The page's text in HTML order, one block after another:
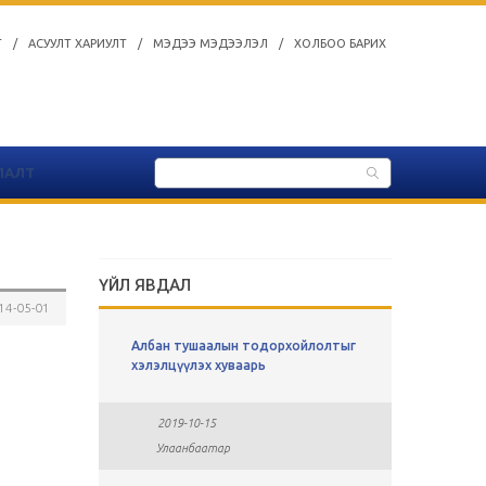
/ АСУУЛТ ХАРИУЛТ / МЭДЭЭ МЭДЭЭЛЭЛ / ХОЛБОО БАРИХ
05-01
ҮЙЛ ЯВДАЛ
Албан тушаалын тодорхойлолтыг
хэлэлцүүлэх хуваарь
2019-10-15
Улаанбаатар